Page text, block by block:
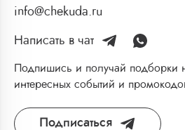
info@chekuda.ru
Написать в чат
Подпишись и получай подборки
интересных событий и
Подписаться